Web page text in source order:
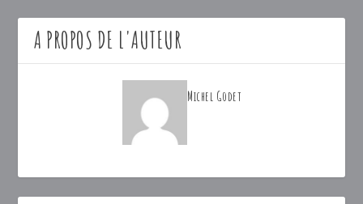
A PROPOS DE L'AUTEUR
Michel Godet